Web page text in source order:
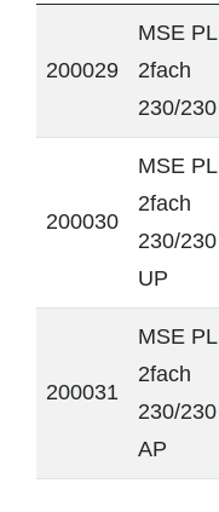
200029
MSE PL
2fach
230/230
200030
MSE PL
2fach
230/230
UP
200031
MSE PL
2fach
230/230
AP